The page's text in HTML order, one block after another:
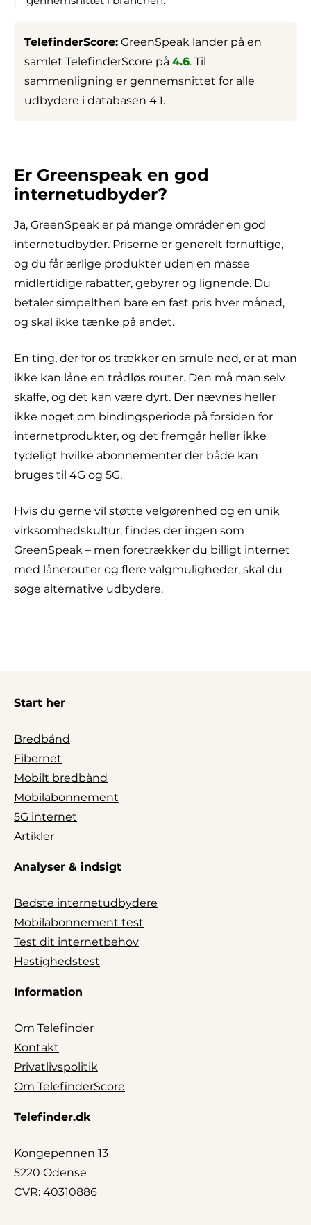
TelefinderScore: GreenSpeak lander på en
samlet TelefinderScore på 4.6. Til
sammenligning er gennemsnittet for alle
udbydere i databasen 4.1.
Er Greenspeak en god
internetudbyder?
Ja, GreenSpeak er på mange områder en god
internetudbyder. Priserne er generelt fornuftige,
og du får ærlige produkter uden en masse
midlertidige rabatter, gebyrer og lignende. Du
betaler simpelthen bare en fast pris hver måned,
og skal ikke tænke på andet.
En ting, der for os trækker en smule ned, er at man
ikke kan låne en trådløs router. Den må man selv
skaffe, og det kan være dyrt. Der nævnes heller
ikke noget om bindingsperiode på forsiden for
internetprodukter, og det fremgår heller ikke
tydeligt hvilke abonnementer der både kan
bruges til 4G og 5G.
Hvis du gerne vil støtte velgørenhed og en unik
virksomhedskultur, findes der ingen som
GreenSpeak – men foretrækker du billigt internet
med lånerouter og flere valgmuligheder, skal du
søge alternative udbydere.
Start her
Bredbånd
Fibernet
Mobilt bredbånd
Mobilabonnement
5G internet
Artikler
Analyser & indsigt
Bedste internetudbydere
Mobilabonnement test
Test dit internetbehov
Hastighedstest
Information
Om Telefinder
Kontakt
Privatlivspolitik
Om TelefinderScore
Telefinder.dk
Kongepennen 13
5220 Odense
CVR: 40310886